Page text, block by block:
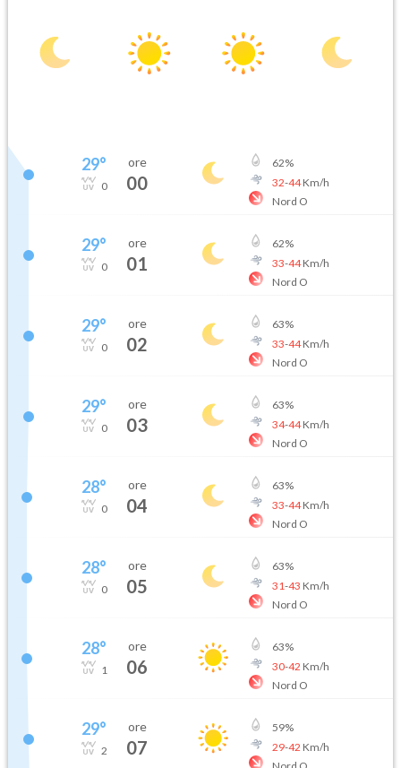
29°
0
ore
00
62%
32-44Km/h
Nord O
29°
0
ore
01
62%
33-44Km/h
Nord O
29°
0
ore
02
63%
33-44Km/h
Nord O
29°
0
ore
03
63%
34-44Km/h
Nord O
28°
0
ore
04
63%
33-44Km/h
Nord O
28°
0
ore
05
63%
31-43 Km/h
Nord O
28°
1
ore
06
63%
30-42 Km/h
Nord O
29°
2
ore
07
59%
29-42 Km/h